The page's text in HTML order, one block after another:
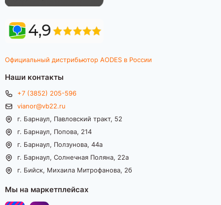
Официальный дистрибьютор AODES в России
Наши контакты
+7 (3852) 205-596
vianor@vb22.ru
г. Барнаул, Павловский тракт, 52
г. Барнаул, Попова, 214
г. Барнаул, Ползунова, 44а
г. Барнаул, Солнечная Поляна, 22а
г. Бийск, Михаила Митрофанова, 2б
Мы на маркетплейсах